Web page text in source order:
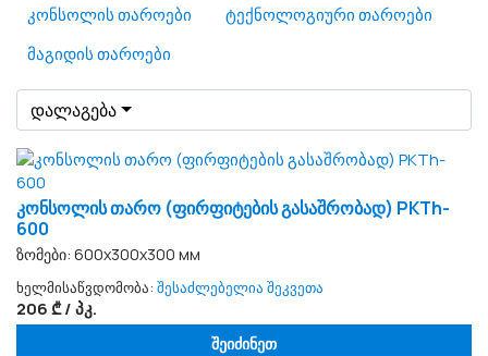
კონსოლის თაროები
ტექნოლოგიური თაროები
მაგიდის თაროები
დალაგება
კონსოლის თარო (ფირფიტების გასაშრობად) PKTh-
600
ზომები: 600х300х300 мм
ხელმისაწვდომობა: შესაძლებელია შეკვეთა
206 ₾ / პკ.
შეიძინეთ